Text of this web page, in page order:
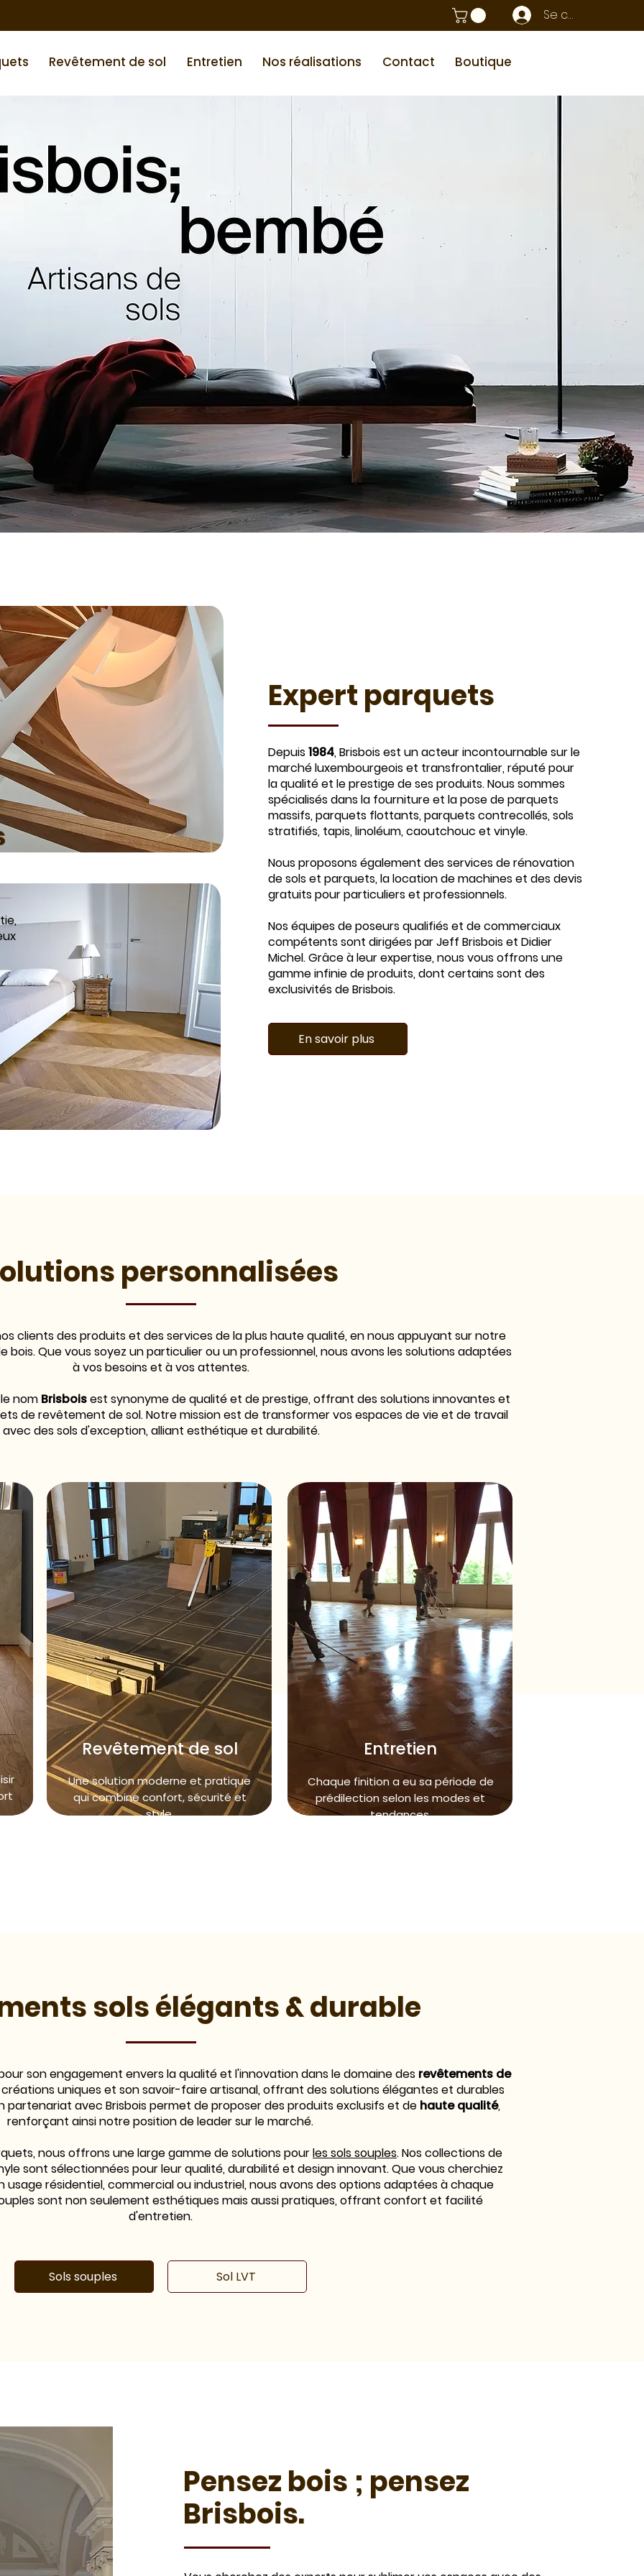
Revêtement de sol Entretien Nos réalisations Contact Boutique
Se connecter
Expert parquets
Depuis1984, Brisbois est un acteur incontournable sur le
marché luxembourgeois et transfrontalier, réputé pour
la qualité et le prestige de ses produits. Nous sommes
spécialisés dans la fourniture et la pose de parquets
massifs, parquets flottants, parquets contrecollés, sols
stratifiés, tapis, linoléum, caoutchouc et vinyle.
Nous proposons également des services de rénovation
de sols et parquets, la location de machines et des devis
gratuits pour particuliers et professionnels.
Nos équipes de poseurs qualifiés et de commerciaux
compétents sont dirigées par Jeff Brisbois et Didier
Michel. Grâce à leur expertise, nous vous offrons une
gamme infinie de produits, dont certains sont des
exclusivités de Brisbois.
En savoir plus
personnalisées
clients des produits et des services de la plus haute qualité, en nous appuyant sur notre
bois. Que vous soyez un particulier ou un professionnel, nous avons les solutions adaptées
à vos besoins et à vos attentes.
nom Brisboisest synonyme de qualité et de prestige, offrant des solutions innovantes et
de revêtement de sol. Notre mission est de transformer vos espaces de vie et de travail
avec des sols d'exception, alliant esthétique et durabilité.
Entretien
Chaque finition a eu sa période de
prédilection selon les modes et
tendances.
Revêtement de sol
Une solution moderne et pratique
qui combine confort, sécurité et
style.
sols élégants & durable
son engagement envers la qualité et l'innovation dans le domaine des revêtements de
créations uniques et son savoir-faire artisanal, offrant des solutions élégantes et durables
partenariat avec Brisbois permet de proposer des produits exclusifs et de haute qualité,
renforçant ainsi notre position de leader sur le marché.
nous offrons une large gamme de solutions pourles sols souples. Nos collections de
sont sélectionnées pour leur qualité, durabilité et design innovant. Que vous cherchiez
résidentiel, commercial ou industriel, nous avons des options adaptées à chaque
sont non seulement esthétiques mais aussi pratiques, offrant confort et facilité
d'entretien.
Sols souples Sol LVT
Pensez bois ; pensez
Brisbois.